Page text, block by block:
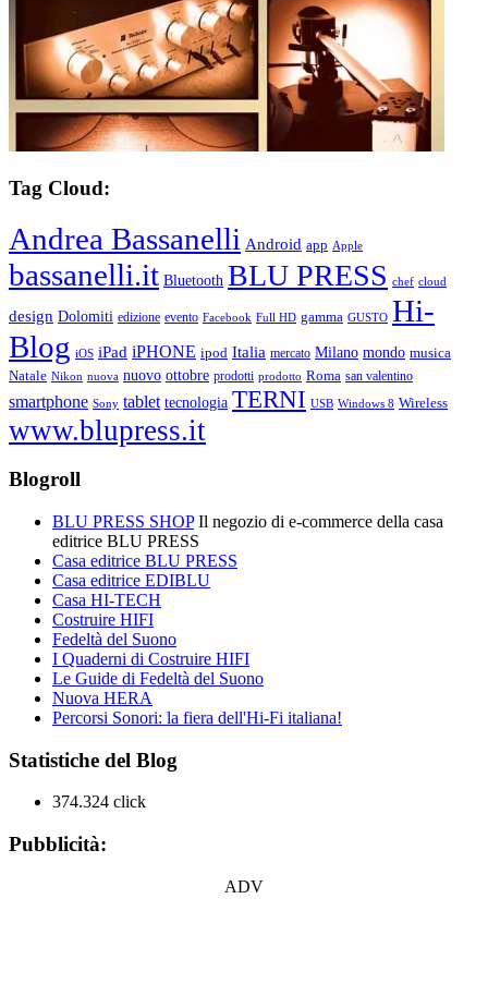
Tag Cloud:
Andrea Bassanelli Android app Apple
bassanelli.it Bluetooth BLU PRESS chef cloud
design Dolomiti edizione evento Facebook Full HD gamma GUSTO Hi-
Blog iOS iPad iPHONE ipod Italia mercato Milano mondo musica
Natale Nikon nuova nuovo ottobre prodotti prodotto Roma san valentino
smartphone Sony tablet tecnologia TERNI USB Windows 8 Wireless
www.blupress.it
Blogroll
BLU PRESS SHOPIl negozio di e-commerce della casa
editrice BLU PRESS
Casa editrice BLU PRESS
Casa editrice EDIBLU
Casa HI-TECH
Costruire HIFI
Fedeltà del Suono
I Quaderni di Costruire HIFI
Le Guide di Fedeltà del Suono
Nuova HERA
Percorsi Sonori: la fiera dell'Hi-Fi italiana!
Statistiche del Blog
374.324 click
Pubblicità:
ADV